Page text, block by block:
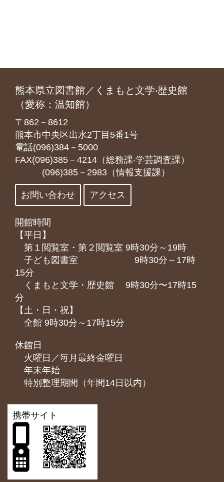
熊本県立図書館／くまもと文学‧歴史館
（愛称：温知館）
〒862－8612
熊本市中央区出水2丁目5番1号
電話(096)384－5000
FAX(096)385－4214（総務課‧学芸調査課）
(096)385－2983（情報支援課）
お問い合わせ アクセス
開館時間
【平日】
第１閲覧室・第２閲覧室 9時30分～19時
子ども図書室 9時30分～17時
15分
くまもと⽂学・歴史館 9時30分〜17時15
分
【土・日・祝】
全館 9時30分～17時15分
休館日
火曜日／毎月最終金曜日
年末年始
特別整理期間（年間14日以内）
携帯サイト